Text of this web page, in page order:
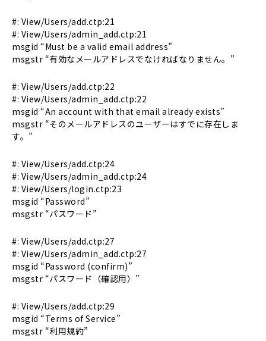
#: View/Users/add.ctp:21
#: View/Users/admin_add.ctp:21
msgid “Must be a valid email address”
msgstr “有効なメールアドレスでなければなりません。”
#: View/Users/add.ctp:22
#: View/Users/admin_add.ctp:22
msgid “An account with that email already exists”
msgstr “そのメールアドレスのユーザーはすでに存在しま
す。”
#: View/Users/add.ctp:24
#: View/Users/admin_add.ctp:24
#: View/Users/login.ctp:23
msgid “Password”
msgstr “パスワード”
#: View/Users/add.ctp:27
#: View/Users/admin_add.ctp:27
msgid “Password (confirm)”
msgstr “パスワード（確認用）”
#: View/Users/add.ctp:29
msgid “Terms of Service”
msgstr “利用規約”